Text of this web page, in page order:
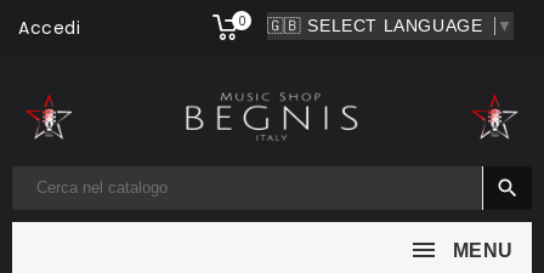
▼
Accedi 0

MENU